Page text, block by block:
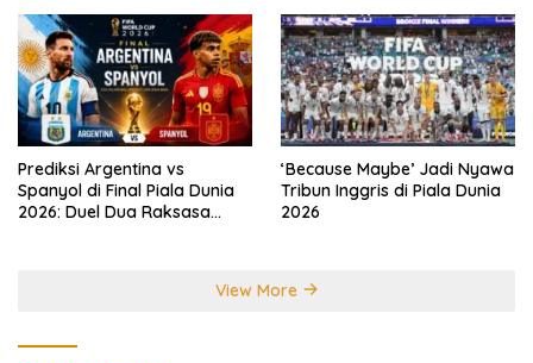
Prediksi Argentina vs
Spanyol di Final Piala Dunia
2026: Duel Dua Raksasa
‘Because Maybe’ Jadi Nyawa
Tribun Inggris di Piala Dunia
2026
View More